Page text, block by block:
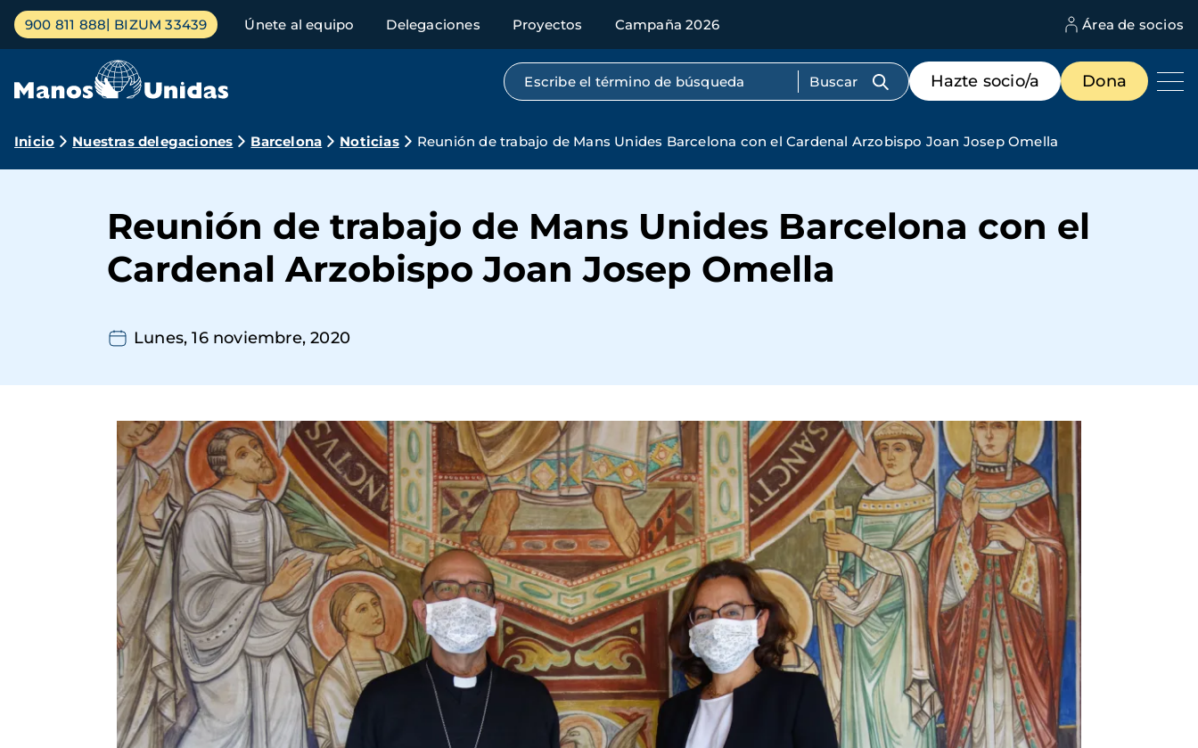
Pasar
contenido
Menú
principal
900 811 888 BIZUM 33439 Únete al equipo Delegaciones Proyectos Campaña 2026 Área de socios
Búsqueda por texto completo
Menú
de
destacados
Hazte socio/a Dona
Ruta
navegación
Inicio Nuestras delegaciones Barcelona Noticias Reunión de trabajo de Mans Unides Barcelona con el Cardenal Arzobispo Joan Josep Omella
Reunión de trabajo de Mans Unides Barcelona con el
Cardenal Arzobispo Joan Josep Omella
Lunes, 16 noviembre, 2020